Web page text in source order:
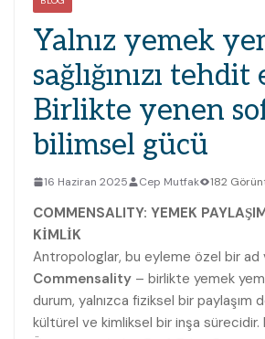
Yalnız yemek
sağlığınızı
Birlikte yenen
bilimsel gücü
16 Haziran 2025 Cep Mutfak 182
COMMENSALITY: YEMEK
KİMLİK
Antropologlar, bu eyleme özel bir ad
Commensality – birlikte yemek
durum, yalnızca fiziksel bir paylaşım
kültürel ve kimliksel bir inşa sürecidir.